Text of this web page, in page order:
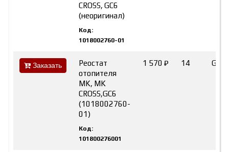
CROSS, GC6
(неоригинал)
Код:
1018002760-01
Заказать
Реостат
отопителя
MK, MK
CROSS,GC6
(1018002760-
01)
Код:
101800276001
1 570 ₽ 14